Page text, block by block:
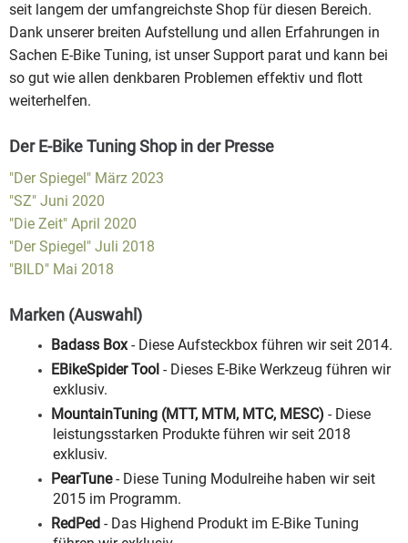
seit langem der umfangreichste Shop für diesen Bereich.
Dank unserer breiten Aufstellung und allen Erfahrungen in
Sachen E-Bike Tuning, ist unser Support parat und kann bei
so gut wie allen denkbaren Problemen effektiv und flott
weiterhelfen.
Der E-Bike Tuning Shop in der Presse
"Der Spiegel" März 2023
"SZ" Juni 2020
"Die Zeit" April 2020
"Der Spiegel" Juli 2018
"BILD" Mai 2018
Marken (Auswahl)
Badass Box- Diese Aufsteckbox führen wir seit 2014.
EBikeSpider Tool - Dieses E-Bike Werkzeug führen wir
exklusiv.
MountainTuning (MTT, MTM, MTC, MESC) - Diese
leistungsstarken Produkte führen wir seit 2018
exklusiv.
PearTune- Diese Tuning Modulreihe haben wir seit
2015 im Programm.
RedPed - Das Highend Produkt im E-Bike Tuning